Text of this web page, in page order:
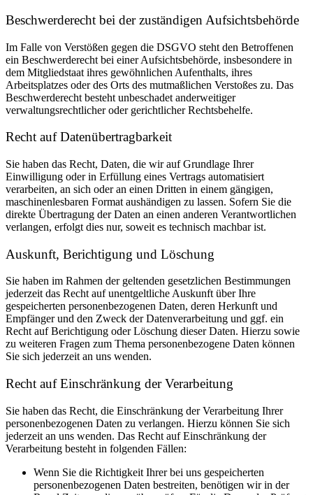
Beschwerde­recht bei der zuständigen Aufsichts­behörde
Im Falle von Verstößen gegen die DSGVO steht den Betroffenen
ein Beschwerderecht bei einer Aufsichtsbehörde, insbesondere in
dem Mitgliedstaat ihres gewöhnlichen Aufenthalts, ihres
Arbeitsplatzes oder des Orts des mutmaßlichen Verstoßes zu. Das
Beschwerderecht besteht unbeschadet anderweitiger
verwaltungsrechtlicher oder gerichtlicher Rechtsbehelfe.
Recht auf Daten­übertrag­barkeit
Sie haben das Recht, Daten, die wir auf Grundlage Ihrer
Einwilligung oder in Erfüllung eines Vertrags automatisiert
verarbeiten, an sich oder an einen Dritten in einem gängigen,
maschinenlesbaren Format aushändigen zu lassen. Sofern Sie die
direkte Übertragung der Daten an einen anderen Verantwortlichen
verlangen, erfolgt dies nur, soweit es technisch machbar ist.
Auskunft, Berichtigung und Löschung
Sie haben im Rahmen der geltenden gesetzlichen Bestimmungen
jederzeit das Recht auf unentgeltliche Auskunft über Ihre
gespeicherten personenbezogenen Daten, deren Herkunft und
Empfänger und den Zweck der Datenverarbeitung und ggf. ein
Recht auf Berichtigung oder Löschung dieser Daten. Hierzu sowie
zu weiteren Fragen zum Thema personenbezogene Daten können
Sie sich jederzeit an uns wenden.
Recht auf Einschränkung der Verarbeitung
Sie haben das Recht, die Einschränkung der Verarbeitung Ihrer
personenbezogenen Daten zu verlangen. Hierzu können Sie sich
jederzeit an uns wenden. Das Recht auf Einschränkung der
Verarbeitung besteht in folgenden Fällen:
Wenn Sie die Richtigkeit Ihrer bei uns gespeicherten
personenbezogenen Daten bestreiten, benötigen wir in der